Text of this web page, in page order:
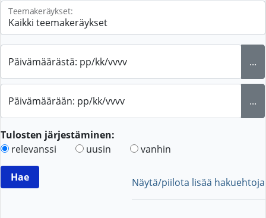
Teemakeräykset:
Päivämäärästä: pp/kk/vvvv ...
Päivämäärään: pp/kk/vvvv ...
Tulosten järjestäminen:
relevanssi
uusin vanhin
Näytä/piilota lisää hakuehtoja